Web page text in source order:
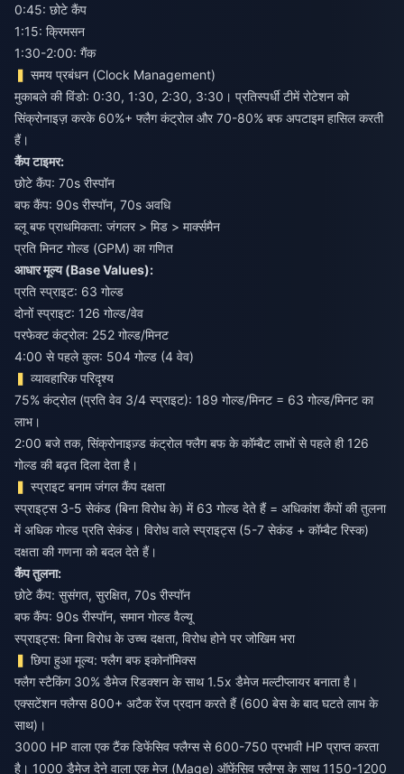
0:45: छोटे कैंप
1:15: क्रिमसन
1:30-2:00: गैंक
समय प्रबंधन (Clock Management)
मुकाबले की विंडो: 0:30, 1:30, 2:30, 3:30। प्रतिस्पर्धी टीमें रोटेशन को
सिंक्रोनाइज़ करके 60%+ फ्लैग कंट्रोल और 70-80% बफ अपटाइम हासिल करती
हैं।
कैंप टाइमर:
छोटे कैंप: 70s रीस्पॉन
बफ कैंप: 90s रीस्पॉन, 70s अवधि
ब्लू बफ प्राथमिकता: जंगलर > मिड > मार्क्समैन
प्रति मिनट गोल्ड (GPM) का गणित
आधार मूल्य (Base Values):
प्रति स्प्राइट: 63 गोल्ड
दोनों स्प्राइट: 126 गोल्ड/वेव
परफेक्ट कंट्रोल: 252 गोल्ड/मिनट
4:00 से पहले कुल: 504 गोल्ड (4 वेव)
व्यावहारिक परिदृश्य
75% कंट्रोल (प्रति वेव 3/4 स्प्राइट): 189 गोल्ड/मिनट = 63 गोल्ड/मिनट का
लाभ।
2:00 बजे तक, सिंक्रोनाइज़्ड कंट्रोल फ्लैग बफ के कॉम्बैट लाभों से पहले ही 126
गोल्ड की बढ़त दिला देता है।
स्प्राइट बनाम जंगल कैंप दक्षता
स्प्राइट्स 3-5 सेकंड (बिना विरोध के) में 63 गोल्ड देते हैं = अधिकांश कैंपों की तुलना
में अधिक गोल्ड प्रति सेकंड। विरोध वाले स्प्राइट्स (5-7 सेकंड + कॉम्बैट रिस्क)
दक्षता की गणना को बदल देते हैं।
कैंप तुलना:
छोटे कैंप: सुसंगत, सुरक्षित, 70s रीस्पॉन
बफ कैंप: 90s रीस्पॉन, समान गोल्ड वैल्यू
स्प्राइट्स: बिना विरोध के उच्च दक्षता, विरोध होने पर जोखिम भरा
छिपा हुआ मूल्य: फ्लैग बफ इकोनॉमिक्स
फ्लैग स्टैकिंग 30% डैमेज रिडक्शन के साथ 1.5x डैमेज मल्टीप्लायर बनाता है।
एक्सटेंशन फ्लैग्स 800+ अटैक रेंज प्रदान करते हैं (600 बेस के बाद घटते लाभ के
साथ)।
3000 HP वाला एक टैंक डिफेंसिव फ्लैग्स से 600-750 प्रभावी HP प्राप्त करता
है। 1000 डैमेज देने वाला एक मेज (Mage) ऑफेंसिव फ्लैग्स के साथ 1150-1200